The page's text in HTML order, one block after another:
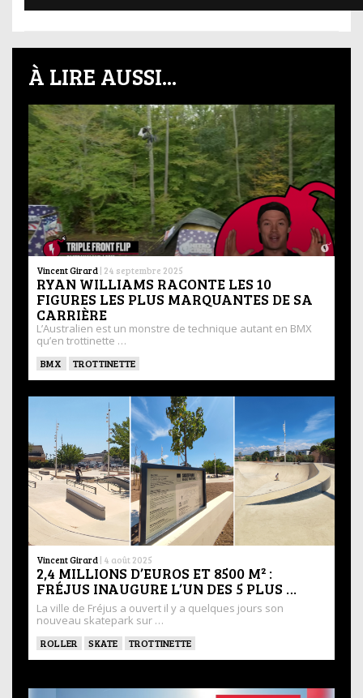
À LIRE AUSSI...
Vincent Girard | 24 septembre 2025
RYAN WILLIAMS RACONTE LES 10
FIGURES LES PLUS MARQUANTES DE SA
CARRIÈRE
L’Australien est un monstre de technique autant en BMX
qu’en trottinette …
BMX TROTTINETTE
Vincent Girard | 4 août 2025
2,4 MILLIONS D’EUROS ET 8500 M² :
FRÉJUS INAUGURE L’UN DES 5 PLUS …
La ville de Fréjus a ouvert il y a quelques jours son
nouveau skatepark sur …
ROLLER SKATE TROTTINETTE